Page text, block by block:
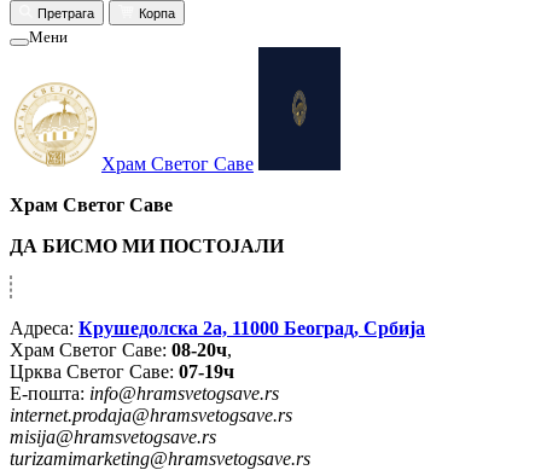
Претрага Корпа
Мени
Храм Светог Саве
Храм Светог Саве
ДА БИСМО МИ ПОСТОЈАЛИ
Адреса: Крушедолска 2а, 11000 Београд, Србија
Храм Светог Саве: 08-20ч,
Црква Светог Саве: 07-19ч
Е-пошта: info@hramsvetogsave.rs
internet.prodaja@hramsvetogsave.rs
misija@hramsvetogsave.rs
turizamimarketing@hramsvetogsave.rs